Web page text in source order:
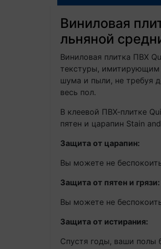
Виниловая
льняной
Виниловая плитка ПВХ
текстуры, имитирующим
шума и пыли, не требуя
весь пол.
В клеевой ПВХ-плитке
пятен и царапин Stain
Защита от царапин:
Вы можете не
Защита от пятен и грязи:
Вы можете не
Защита от истирания:
Спустя годы, ваши полы